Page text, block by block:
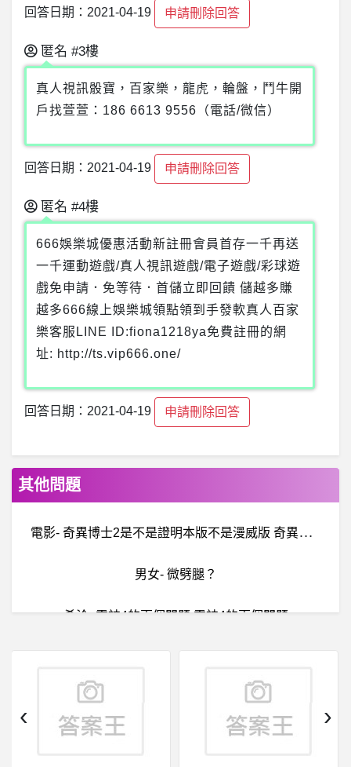
回答日期：2021-04-19 申請刪除回答
匿名 #3樓
真人視訊骰寶，百家樂，龍虎，輪盤，鬥牛開
戶找萱萱：186 6613 9556（電話/微信）
回答日期：2021-04-19 申請刪除回答
匿名 #4樓
666娛樂城優惠活動新註冊會員首存一千再送
一千運動遊戲/真人視訊遊戲/電子遊戲/彩球遊
戲免申請．免等待．首儲立即回饋 儲越多賺
越多666線上娛樂城領點領到手發軟真人百家
樂客服LINE ID:fiona1218ya免費註冊的網
址: http://ts.vip666.one/
回答日期：2021-04-19 申請刪除回答
其他問題
電
影- 奇異博士2是不是證明本版不是漫威版 奇異博士2是不是證明本版不是漫威版
男女- 微劈腿？
希洽- 雷神4的兩個問題 雷神4的兩個問題
希
洽- 遊戲王這張卡片是參考真實人物嗎？ 遊戲王這張卡片是參考真實人物嗎？
‹ ›